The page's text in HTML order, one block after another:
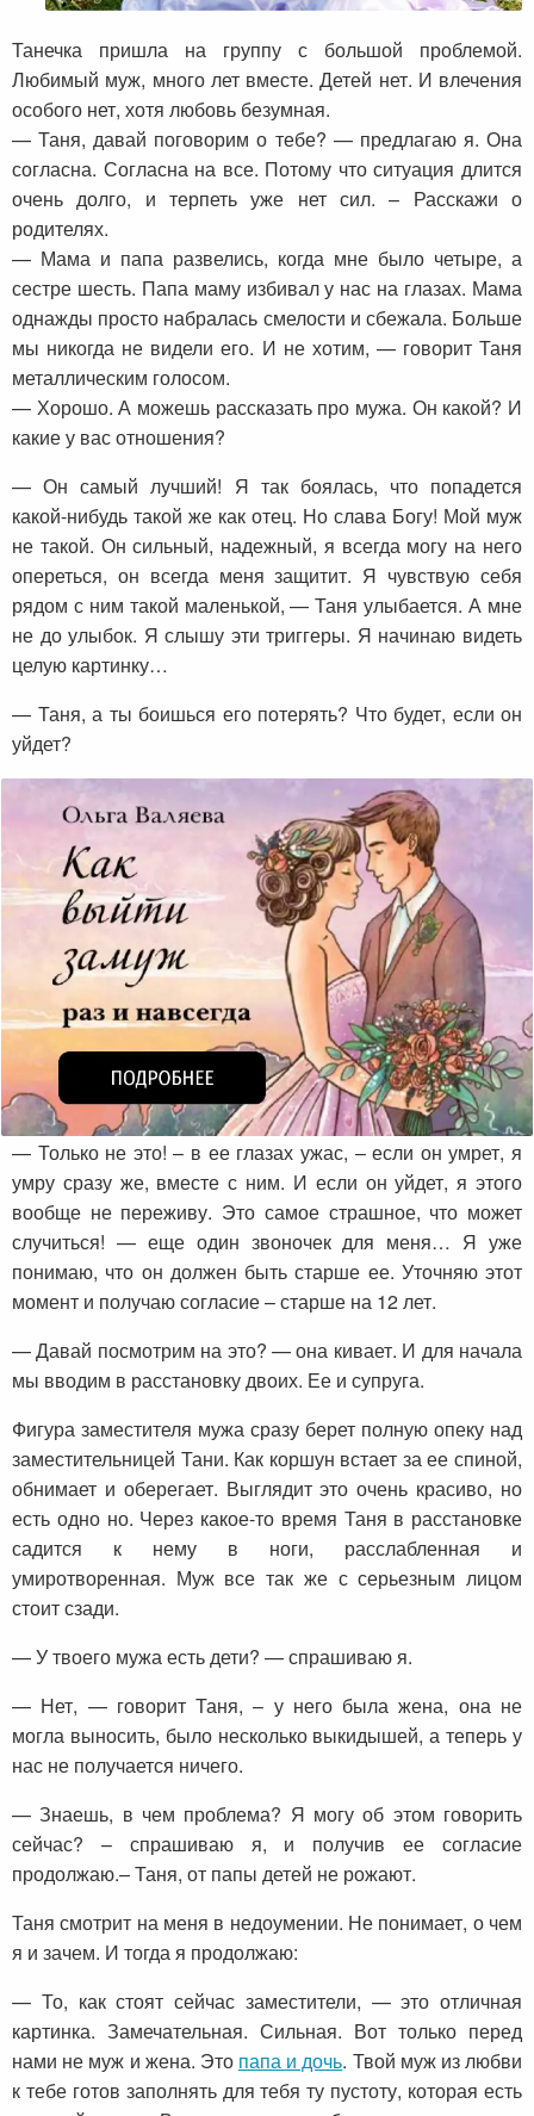
Танечка пришла на группу с большой проблемой.
Любимый муж, много лет вместе. Детей нет. И влечения
особого нет, хотя любовь безумная.
— Таня, давай поговорим о тебе? — предлагаю я. Она
согласна. Согласна на все. Потому что ситуация длится
очень долго, и терпеть уже нет сил. – Расскажи о
родителях.
— Мама и папа развелись, когда мне было четыре, а
сестре шесть. Папа маму избивал у нас на глазах. Мама
однажды просто набралась смелости и сбежала. Больше
мы никогда не видели его. И не хотим, — говорит Таня
металлическим голосом.
— Хорошо. А можешь рассказать про мужа. Он какой? И
какие у вас отношения?
— Он самый лучший! Я так боялась, что попадется
какой-нибудь такой же как отец. Но слава Богу! Мой муж
не такой. Он сильный, надежный, я всегда могу на него
опереться, он всегда меня защитит. Я чувствую себя
рядом с ним такой маленькой, — Таня улыбается. А мне
не до улыбок. Я слышу эти триггеры. Я начинаю видеть
целую картинку…
— Таня, а ты боишься его потерять? Что будет, если он
уйдет?
— Только не это! – в ее глазах ужас, – если он умрет, я
умру сразу же, вместе с ним. И если он уйдет, я этого
вообще не переживу. Это самое страшное, что может
случиться! — еще один звоночек для меня… Я уже
понимаю, что он должен быть старше ее. Уточняю этот
момент и получаю согласие – старше на 12 лет.
— Давай посмотрим на это? — она кивает. И для начала
мы вводим в расстановку двоих. Ее и супруга.
Фигура заместителя мужа сразу берет полную опеку над
заместительницей Тани. Как коршун встает за ее спиной,
обнимает и оберегает. Выглядит это очень красиво, но
есть одно но. Через какое-то время Таня в расстановке
садится к нему в ноги, расслабленная и
умиротворенная. Муж все так же с серьезным лицом
стоит сзади.
— У твоего мужа есть дети? — спрашиваю я.
— Нет, — говорит Таня, – у него была жена, она не
могла выносить, было несколько выкидышей, а теперь у
нас не получается ничего.
— Знаешь, в чем проблема? Я могу об этом говорить
сейчас? – спрашиваю я, и получив ее согласие
продолжаю.– Таня, от папы детей не рожают.
Таня смотрит на меня в недоумении. Не понимает, о чем
я и зачем. И тогда я продолжаю:
— То, как стоят сейчас заместители, — это отличная
картинка. Замечательная. Сильная. Вот только перед
нами не муж и жена. Это папа и дочь. Твой муж из любви
к тебе готов заполнять для тебя ту пустоту, которая есть